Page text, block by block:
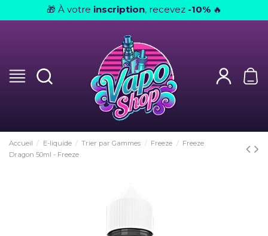
🎁 À votre inscription, recevez -10% 🔥
Accueil E-liquide Trier par Gammes Freeze
Freeze
Dragon 50ml - Freeze